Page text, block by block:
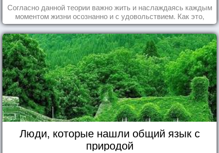
Согласно данной теории важно жить и наслаждаясь каждым
моментом жизни осознанно и с удовольствием. Как это,
попробуем разобраться на реальных примерах.
Люди, которые нашли общий язык с
природой